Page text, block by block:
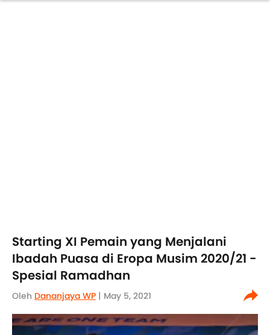
Starting XI Pemain yang Menjalani
Ibadah Puasa di Eropa Musim 2020/21 -
Spesial Ramadhan
Oleh Dananjaya WP | May 5, 2021